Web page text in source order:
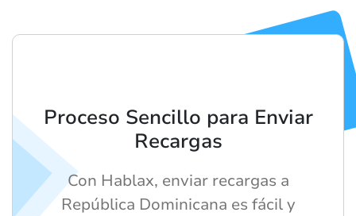
Proceso Sencillo para Enviar
Recargas
Con Hablax, enviar recargas a
República Dominicana es fácil y